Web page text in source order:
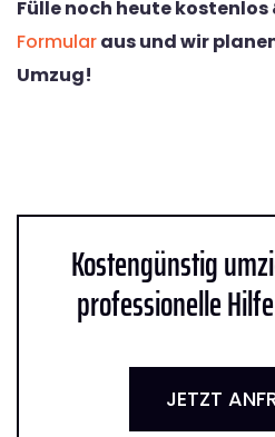
Fülle noch heute
Formularaus und wir
Umzug!
Kostengünstig
professionelle
JETZT